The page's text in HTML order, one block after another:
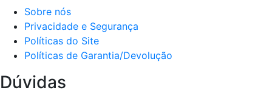
Sobre nós
Privacidade e Segurança
Políticas do Site
Políticas de Garantia/Devolução
Dúvidas